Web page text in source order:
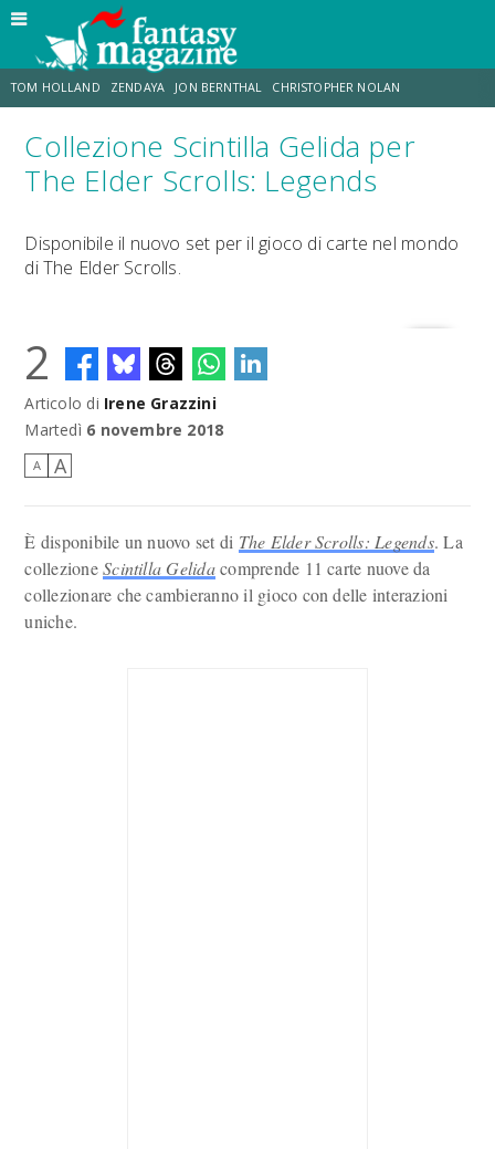
TOM HOLLAND ZENDAYA JON BERNTHAL CHRISTOPHER NOLAN
STRANIMONDI LUCCA COMICS & GAMES ODISSEA TRAMELL TILLMAN
Collezione Scintilla Gelida per
The Elder Scrolls: Legends
Disponibile il nuovo set per il gioco di carte nel mondo
di The Elder Scrolls.
2
Articolo di Irene Grazzini
Martedì 6 novembre 2018
A A
È disponibile un nuovo set di The Elder Scrolls: Legends. La
collezioneScintilla Gelidacomprende 11 carte nuove da
collezionare che cambieranno il gioco con delle interazioni
uniche.